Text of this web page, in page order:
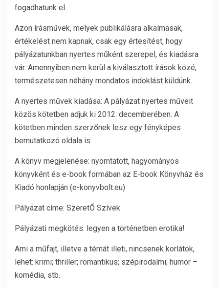
fogadhatunk el.
Azon írásművek, melyek publikálásra alkalmasak,
értékelést nem kapnak, csak egy értesítést, hogy
pályázatunkban nyertes műként szerepel, és kiadásra
vár. Amennyiben nem kerül a kiválasztott írások közé,
természetesen néhány mondatos indoklást küldünk.
A nyertes művek kiadása: A pályázat nyertes műveit
közös kötetben adjuk ki 2012. decemberében. A
kötetben minden szerzőnek lesz egy fényképes
bemutatkozó oldala is.
A könyv megjelenése: nyomtatott, hagyományos
könyvként és e-book formában az E-book Könyvház és
Kiadó honlapján (e-konyvbolt.eu)
Pályázat címe: SzeretŐ Szívek
Pályázati megkötés: legyen a történetben erotika!
Ami a műfajt, illetve a témát illeti, nincsenek korlátok,
lehet: krimi; thriller; romantikus; szépirodalmi; humor –
komédia, stb.